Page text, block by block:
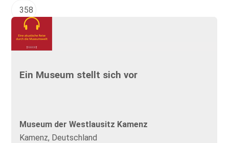
358
Ein Museum stellt sich vor
Museum der Westlausitz Kamenz
Kamenz, Deutschland